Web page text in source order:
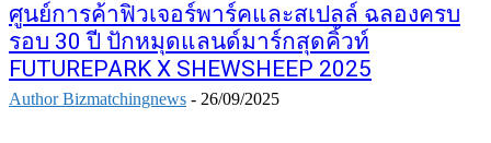
ศูนย์การค้าฟิวเจอร์พาร์คและสเปลล์ ฉลองครบ
รอบ 30 ปี ปักหมุดแลนด์มาร์กสุดคิ้วท์
FUTUREPARK X SHEWSHEEP 2025
Author Bizmatchingnews - 26/09/2025